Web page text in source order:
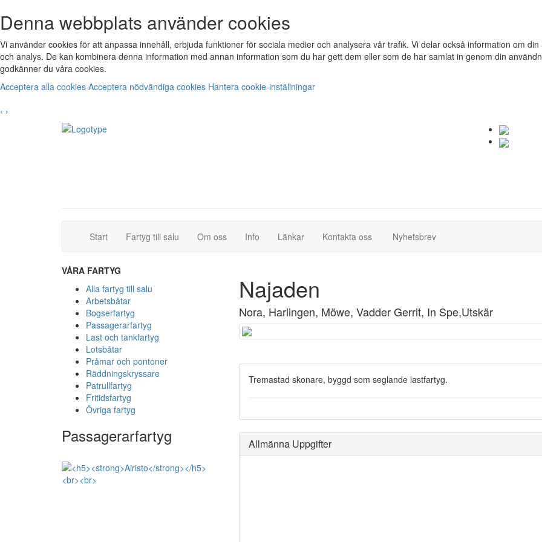
Denna webbplats använder cookies
Vi använder cookies för att anpassa innehåll, erbjuda funktioner för sociala medier och analysera vår trafik. Vi delar också information om
och analys. De kan kombinera denna information med annan information som du har gett dem eller som de har samlat in genom din
godkänner du våra cookies.
Acceptera alla cookies Acceptera nödvändiga cookies Hantera cookie-inställningar
‹ ›
Start(current)Fartyg till salu (current)Om oss Info Länkar Kontakta oss(current)Nyhetsbrev(current)
VÅRA FARTYG
Alla fartyg till salu
Arbetsbåtar
Bogserfartyg
Passagerarfartyg
Last och tankfartyg
Lotsbåtar
Pråmar och pontoner
Räddningskryssare
Patrullfartyg
Fritidsfartyg
Övriga fartyg
Passagerarfartyg
Najaden
Nora, Harlingen, Möwe, Vadder Gerrit, In Spe,Utskär
Tremastad skonare, byggd som seglande lastfartyg.
Allmänna Uppgifter